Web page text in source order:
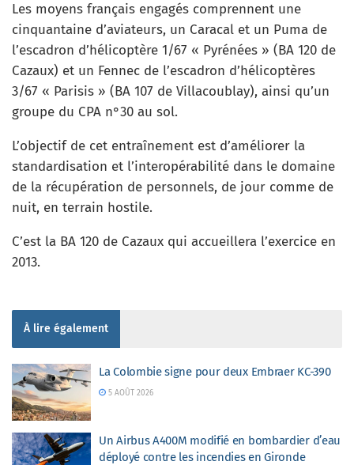
Les moyens français engagés comprennent une
cinquantaine d’aviateurs, un Caracal et un Puma de
l’escadron d’hélicoptère 1/67 « Pyrénées » (BA 120 de
Cazaux) et un Fennec de l’escadron d’hélicoptères
3/67 « Parisis » (BA 107 de Villacoublay), ainsi qu’un
groupe du CPA n°30 au sol.
L’objectif de cet entraînement est d’améliorer la
standardisation et l’interopérabilité dans le domaine
de la récupération de personnels, de jour comme de
nuit, en terrain hostile.
C’est la BA 120 de Cazaux qui accueillera l’exercice en
2013.
À lire également
La Colombie signe pour deux Embraer KC-390
5 AOÛT 2026
Un Airbus A400M modifié en bombardier d’eau
déployé contre les incendies en Gironde